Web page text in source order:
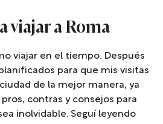
viajar a Roma
viajar en el tiempo. Después
para que mis visitas
de la mejor manera, ya
contras y consejos para
inolvidable. Seguí leyendo